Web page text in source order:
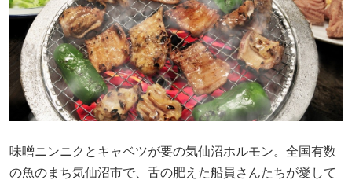
味噌ニンニクとキャベツが要の気仙沼ホルモン。全国有数
の魚のまち気仙沼市で、舌の肥えた船員さんたちが愛して